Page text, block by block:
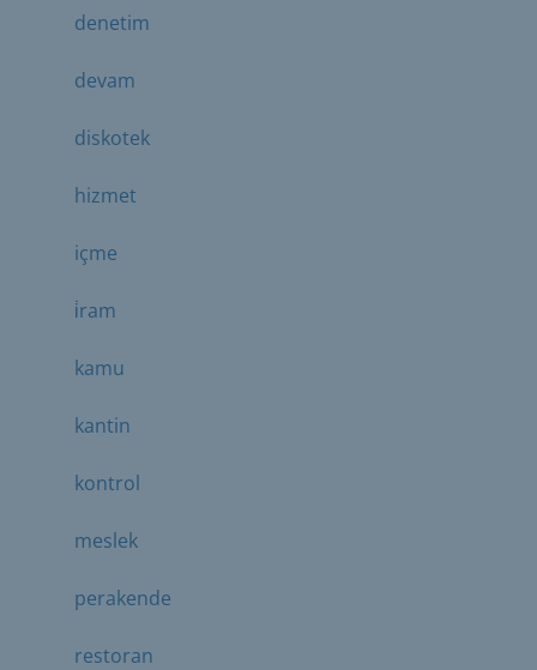
denetim
devam
diskotek
hizmet
içme
i̇ram
kamu
kantin
kontrol
meslek
perakende
restoran